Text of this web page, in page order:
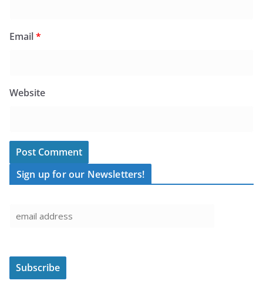
Email*
Website
Sign up for our Newsletters!